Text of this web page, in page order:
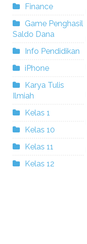
Finance
Game Penghasil
Saldo Dana
Info Pendidikan
iPhone
Karya Tulis
Ilmiah
Kelas 1
Kelas 10
Kelas 11
Kelas 12